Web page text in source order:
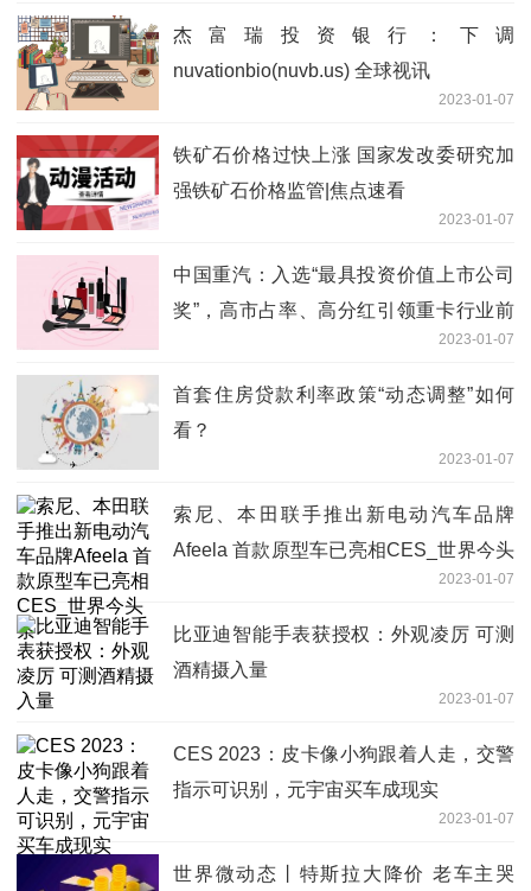
杰富瑞投资银行：下调
nuvationbio(nuvb.us) 全球视讯
2023-01-07
铁矿石价格过快上涨 国家发改委研究加
强铁矿石价格监管|焦点速看
2023-01-07
中国重汽：入选“最具投资价值上市公司
奖”，高市占率、高分红引领重卡行业前
2023-01-07
首套住房贷款利率政策“动态调整”如何
看？
2023-01-07
索尼、本田联手推出新电动汽车品牌
Afeela 首款原型车已亮相CES_世界今头
2023-01-07
比亚迪智能手表获授权：外观凌厉 可测
酒精摄入量
2023-01-07
CES 2023：皮卡像小狗跟着人走，交警
指示可识别，元宇宙买车成现实
2023-01-07
世界微动态丨特斯拉大降价 老车主哭